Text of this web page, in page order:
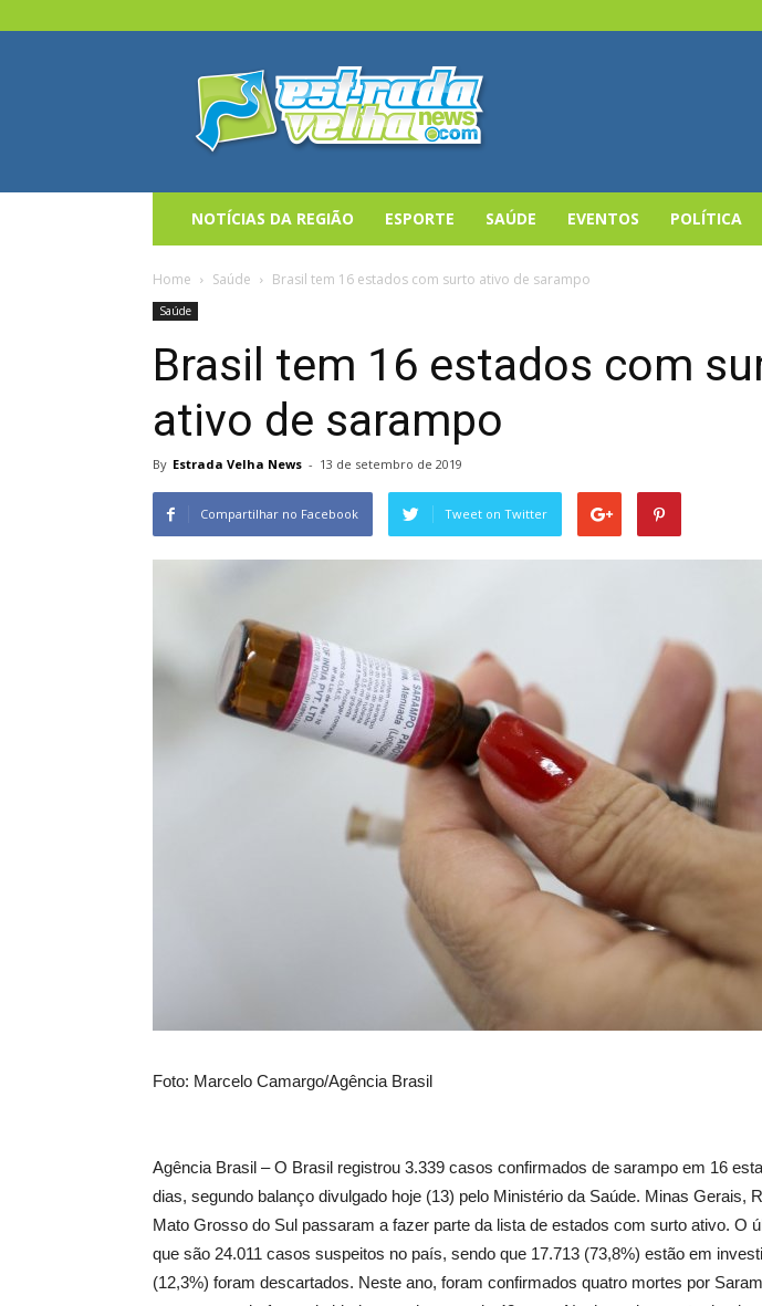
Estrada
Velha
News
NOTÍCIAS DA REGIÃO ESPORTE SAÚDE EVENTOS POLÍTICA
Home Saúde Brasil tem 16 estados com surto ativo de sarampo
Saúde
Brasil tem 16 estados com
ativo de sarampo
By Estrada Velha News - 13 de setembro de 2019
Compartilhar no Facebook Tweet on Twitter
Foto: Marcelo Camargo/Agência Brasil
Agência Brasil – O Brasil registrou 3.339 casos confirmados de sarampo em 16
dias, segundo balanço divulgado hoje (13) pelo Ministério da Saúde. Minas Gerais,
Mato Grosso do Sul passaram a fazer parte da lista de estados com surto ativo. O
que são 24.011 casos suspeitos no país, sendo que 17.713 (73,8%) estão em
(12,3%) foram descartados. Neste ano, foram confirmados quatro mortes por